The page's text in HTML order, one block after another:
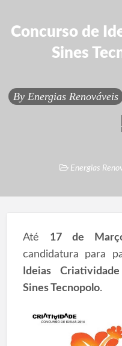
Concurso de
Sines
By Energias Renováveis
Energias
Até 17 de
candidatura para
Ideias
Sines Tecnopolo.